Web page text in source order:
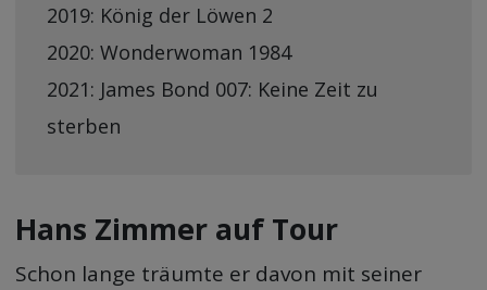
2019: König der Löwen 2
2020: Wonderwoman 1984
2021: James Bond 007: Keine Zeit zu
sterben
Hans Zimmer auf Tour
Schon lange träumte er davon mit seiner